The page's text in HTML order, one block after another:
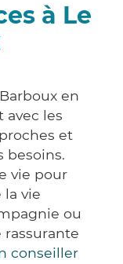
à Le
en
avec les
et
besoins.
vie pour
la vie
ou
conseiller